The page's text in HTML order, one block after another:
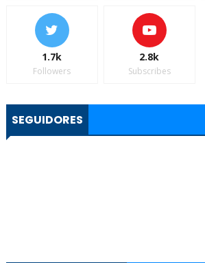
1.7k
Followers
2.8k
Subscribes
SEGUIDORES